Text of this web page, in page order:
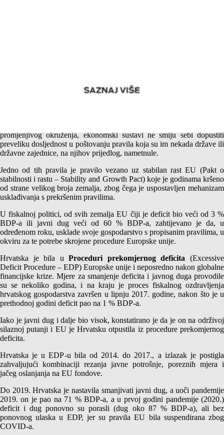
Javni dug, inflacija i ekonomski razvoj – Procedura
promjenjivog okruženja, ekonomski sustavi ne smiju sebi dopustiti
preveliku dosljednost u poštovanju pravila koja su im nekada države ili
državne zajednice, na njihov prijedlog, nametnule.
Jedno od tih pravila je pravilo vezano uz stabilan rast EU (Pakt o
stabilnosti i rastu – Stability and Growth Pact) koje je godinama kršeno
od strane velikog broja zemalja, zbog čega je uspostavljen mehanizam
usklađivanja s prekršenim pravilima.
U fiskalnoj politici, od svih zemalja EU čiji je deficit bio veći od 3 %
BDP-a ili javni dug veći od 60 % BDP-a, zahtijevano je da, u
određenom roku, usklade svoje gospodarstvo s propisanim pravilima, u
okviru za te potrebe skrojene procedure Europske unije.
Hrvatska je bila uProceduri prekomjernog deficita (Excessive
Deficit Procedure – EDP) Europske unije i neposredno nakon globalne
financijske krize. Mjere za smanjenje deficita i javnog duga provodile
su se nekoliko godina, i na kraju je proces fiskalnog ozdravljenja
hrvatskog gospodarstva završen u lipnju 2017. godine, nakon što je u
prethodnoj godini deficit pao na 1 % BDP-a.
Iako je javni dug i dalje bio visok, konstatirano je da je on na održivoj
silaznoj putanji i EU je Hrvatsku otpustila iz procedure prekomjernog
deficita.
Hrvatska je u EDP-u bila od 2014. do 2017., a izlazak je postigla
zahvaljujući kombinaciji rezanja javne potrošnje, poreznih mjera i
jačeg oslanjanja na EU fondove.
Do 2019. Hrvatska je nastavila smanjivati javni dug, a uoči pandemije
2019. on je pao na 71 % BDP-a, a u prvoj godini pandemije (2020.)
deficit i dug ponovno su porasli (dug oko 87 % BDP-a), ali bez
ponovnog ulaska u EDP, jer su pravila EU bila suspendirana zbog
COVID-a.